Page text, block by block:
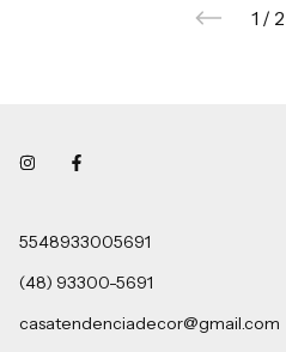
1 / 2
5548933005691
(48) 93300-5691
casatendenciadecor@gmail.com